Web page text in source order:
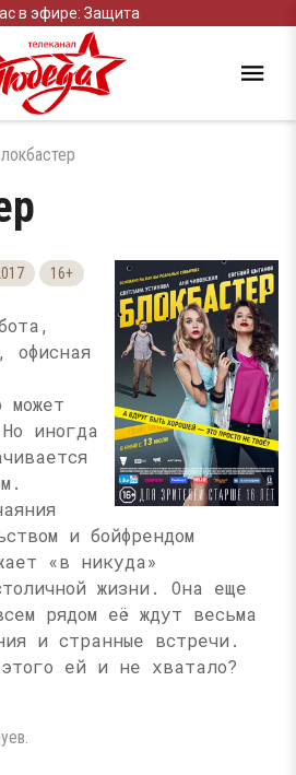
в эфире: Защита
16+
офисная
может
иногда
и бойфрендом
«в никуда»
жизни. Она еще
рядом её ждут весьма
и странные встречи.
ей и не хватало?